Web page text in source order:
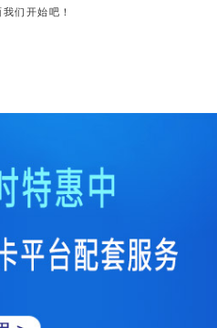
们开始吧！